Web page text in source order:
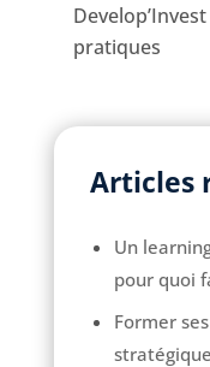
pratiques
Articles
Un
pour quoi
Former